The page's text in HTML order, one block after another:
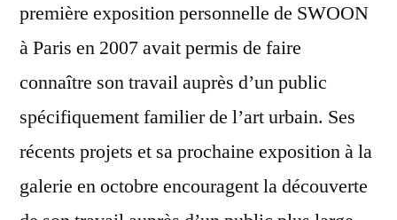
première exposition personnelle de SWOON
à Paris en 2007 avait permis de faire
connaître son travail auprès d’un public
spécifiquement familier de l’art urbain. Ses
récents projets et sa prochaine exposition à la
galerie en octobre encouragent la découverte